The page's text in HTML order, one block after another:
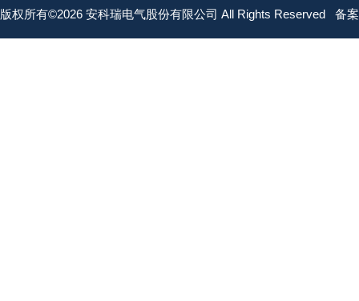
版权所有©2026 安科瑞电气股份有限公司 All Rights Reserved 备